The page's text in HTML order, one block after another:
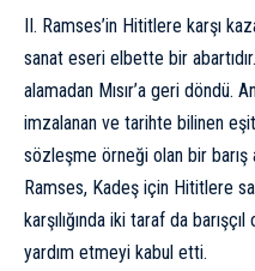
II. Ramses’in Hititlere karşı
sanat eseri elbette bir
alamadan Mısır’a geri döndü.
imzalanan ve tarihte bilinen
sözleşme örneği olan bir barış
Ramses, Kadeş için Hititlere
karşılığında iki taraf da
yardım etmeyi kabul etti.